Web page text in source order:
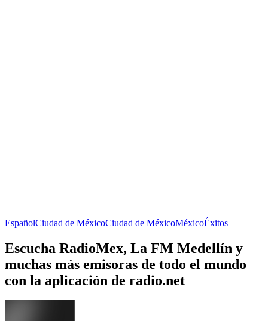
EspañolCiudad de MéxicoCiudad de MéxicoMéxicoÉxitos
Escucha RadioMex, La FM Medellín y
muchas más emisoras de todo el mundo
con la aplicación de radio.net